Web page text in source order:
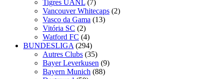
Tigres UANL (7)
Vancouver Whitecaps (2)
Vasco da Gama (13)
Vitória SC (2)
Watford FC (4)
BUNDESLIGA (294)
Autres Clubs (35)
Bayer Leverkusen (9)
Bayern Munich (88)